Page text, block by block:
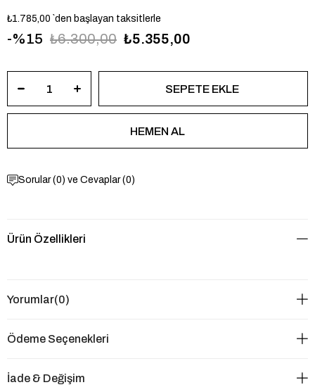
₺1.785,00 `den başlayan taksitlerle
15 ₺6.300,00 ₺5.355,00
Sorular (0) ve Cevaplar (0)
Ürün Özellikleri
Yorumlar(0)
Ödeme Seçenekleri
İade & Değişim